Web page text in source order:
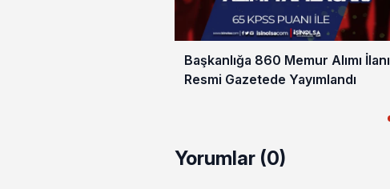
Başkanlığa 860 Memur Alımı İlanı
Resmi Gazetede Yayımlandı
Yorumlar (0)